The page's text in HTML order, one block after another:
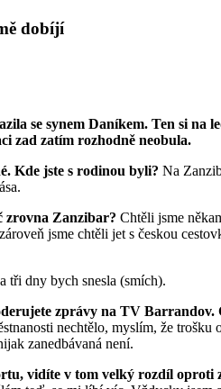
dobíjí
se synem Daníkem. Ten si
zad zatím rozhodně neobula.
Kde jste s rodinou byli? Na
zrovna Zanzibar? Chtěli jsme
jsme chtěli jet s českou
tři dny bych snesla (smích).
zprávy na TV
nechtělo, myslím, že
zanedbávaná není.
vidíte v tom velký rozdíl oproti